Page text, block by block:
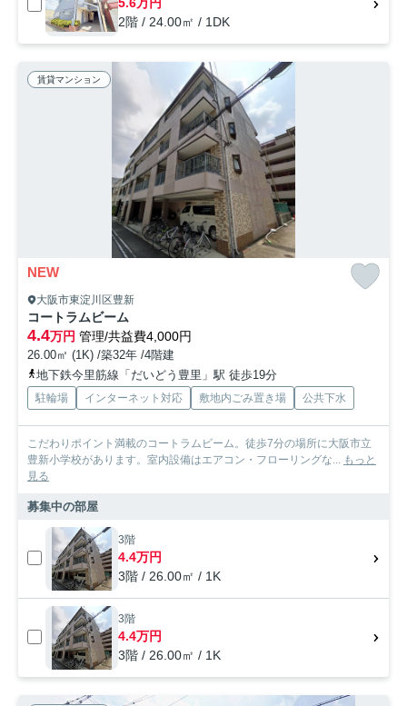
5.6万円
2階 / 24.00㎡ / 1DK
賃貸マンション
NEW
大阪市東淀川区豊新
コートラムビーム
4.4万円 管理/共益費4,000円
26.00㎡ (1K) /築32年 /4階建
地下鉄今里筋線「だいどう豊里」駅 徒歩19分
駐輪場 インターネット対応 敷地内ごみ置き場 公共下水
こだわりポイント満載のコートラムビーム。徒歩7分の場所に大阪市立
豊新小学校があります。室内設備はエアコン・フローリングな...
もっと
見る
募集中の部屋
3階
4.4万円
3階 / 26.00㎡ / 1K
3階
4.4万円
3階 / 26.00㎡ / 1K